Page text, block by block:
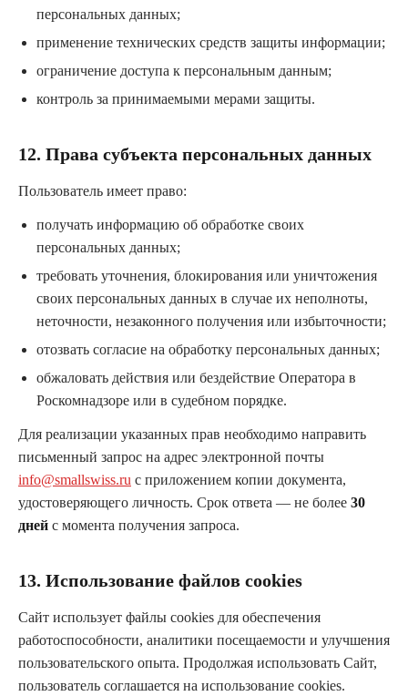
персональных данных;
применение технических средств защиты информации;
ограничение доступа к персональным данным;
контроль за принимаемыми мерами защиты.
12. Права субъекта персональных данных
Пользователь имеет право:
получать информацию об обработке своих
персональных данных;
требовать уточнения, блокирования или уничтожения
своих персональных данных в случае их неполноты,
неточности, незаконного получения или избыточности;
отозвать согласие на обработку персональных данных;
обжаловать действия или бездействие Оператора в
Роскомнадзоре или в судебном порядке.
Для реализации указанных прав необходимо направить
письменный запрос на адрес электронной почты
info@smallswiss.ru с приложением копии документа,
удостоверяющего личность. Срок ответа — не более 30
дней с момента получения запроса.
13. Использование файлов cookies
Сайт использует файлы cookies для обеспечения
работоспособности, аналитики посещаемости и улучшения
пользовательского опыта. Продолжая использовать Сайт,
пользователь соглашается на использование cookies.